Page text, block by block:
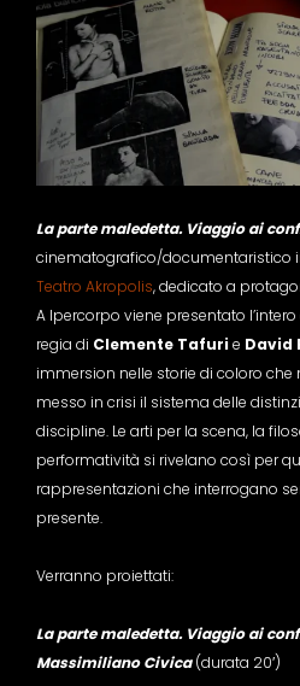
La parte maledetta. Viaggio ai
cinematografico/documentaristico
Teatro Akropolis, dedicato a
A Ipercorpo viene presentato
regia di Clemente Tafurie David
immersion nelle storie di coloro che
messo in crisi il sistema delle
discipline. Le arti per la scena, la
performatività si rivelano così per
rappresentazioni che interrogano
presente.
Verranno proiettati:
La parte maledetta. Viaggio ai
Massimiliano Civica(durata 20′)